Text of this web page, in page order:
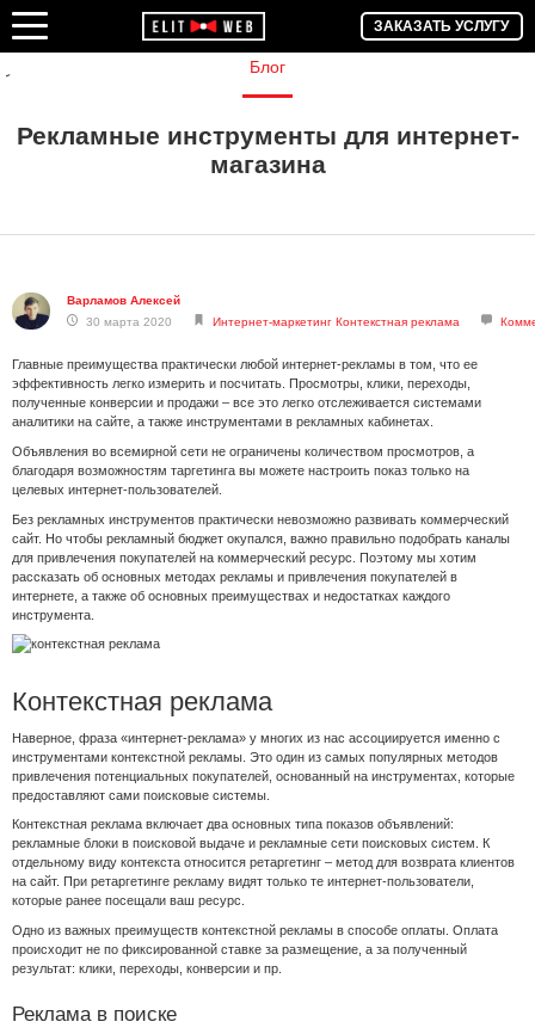
ЗАКАЗАТЬ УСЛУГУ
Блог
Рекламные инструменты для интернет-
магазина
Варламов Алексей
30 марта 2020
Интернет-маркетинг Контекстная реклама
Главные преимущества практически любой интернет-рекламы в том, что ее
эффективность легко измерить и посчитать. Просмотры, клики, переходы,
полученные конверсии и продажи – все это легко отслеживается системами
аналитики на сайте, а также инструментами в рекламных кабинетах.
Объявления во всемирной сети не ограничены количеством просмотров, а
благодаря возможностям таргетинга вы можете настроить показ только на
целевых интернет-пользователей.
Без рекламных инструментов практически невозможно развивать коммерческий
сайт. Но чтобы рекламный бюджет окупался, важно правильно подобрать каналы
для привлечения покупателей на коммерческий ресурс. Поэтому мы хотим
рассказать об основных методах рекламы и привлечения покупателей в
интернете, а также об основных преимуществах и недостатках каждого
инструмента.
Контекстная реклама
Наверное, фраза «интернет-реклама» у многих из нас ассоциируется именно с
инструментами контекстной рекламы. Это один из самых популярных методов
привлечения потенциальных покупателей, основанный на инструментах, которые
предоставляют сами поисковые системы.
Контекстная реклама включает два основных типа показов объявлений:
рекламные блоки в поисковой выдаче и рекламные сети поисковых систем. К
отдельному виду контекста относится ретаргетинг – метод для возврата клиентов
на сайт. При ретаргетинге рекламу видят только те интернет-пользователи,
которые ранее посещали ваш ресурс.
Одно из важных преимуществ контекстной рекламы в способе оплаты. Оплата
происходит не по фиксированной ставке за размещение, а за полученный
результат: клики, переходы, конверсии и пр.
Реклама в поиске